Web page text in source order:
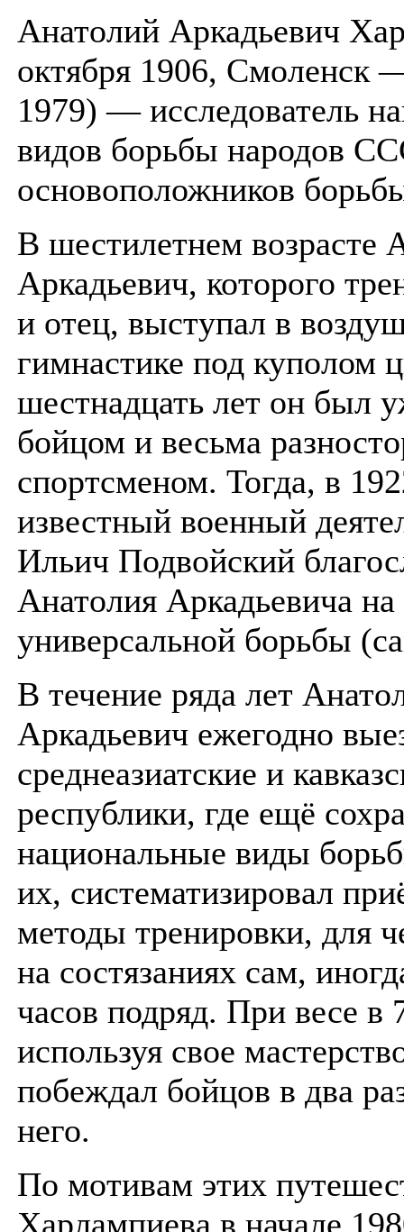
Анатолий Аркадьевич
октября 1906, Смоленск
1979) — исследователь
видов борьбы народов
основоположников
В шестилетнем возрасте
Аркадьевич, которого
и отец, выступал в
гимнастике под куполом
шестнадцать лет он был
бойцом и весьма
спортсменом. Тогда, в
известный военный
Ильич Подвойский
Анатолия Аркадьевича на
универсальной борьбы
В течение ряда лет
Аркадьевич ежегодно
среднеазиатские и
республики, где ещё
национальные виды
их, систематизировал
методы тренировки, для
на состязаниях сам,
часов подряд. При весе в
используя свое
побеждал бойцов в два
него.
По мотивам этих
Харлампиева в начале